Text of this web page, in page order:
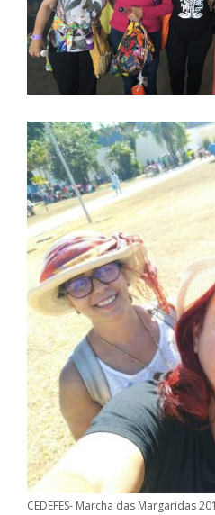
CEDEFES- Marcha das Margaridas